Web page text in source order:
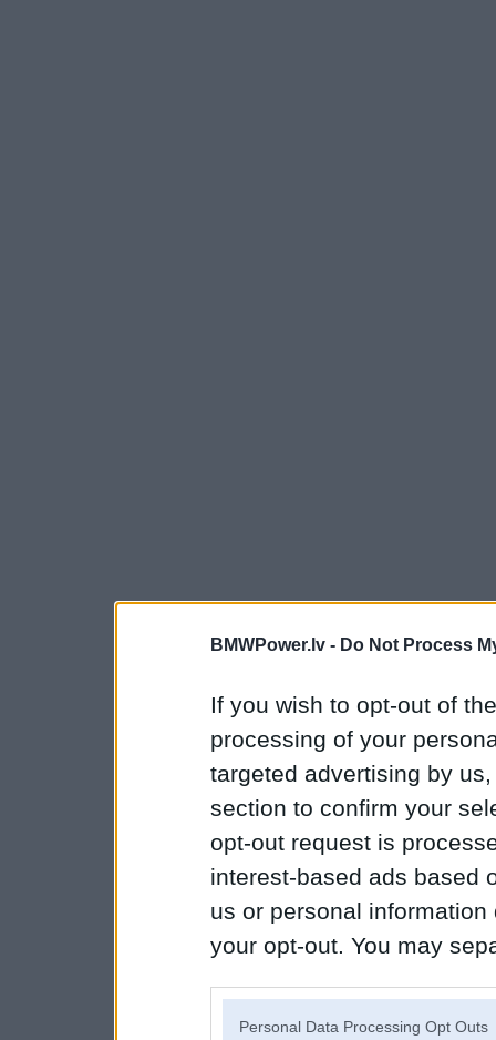
BMWPower.lv - Do Not Process
If you wish to opt-out of
processing of your
targeted advertising by
section to confirm your
opt-out request is
interest-based ads based
us or personal
your opt-out. You may
Personal Data Processing Opt Outs